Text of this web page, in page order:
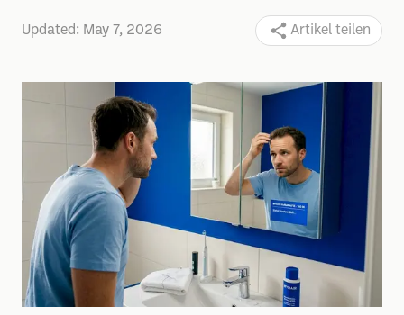
Updated: May 7, 2026 Artikel teilen